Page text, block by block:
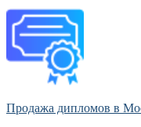
Продажа дипломов в